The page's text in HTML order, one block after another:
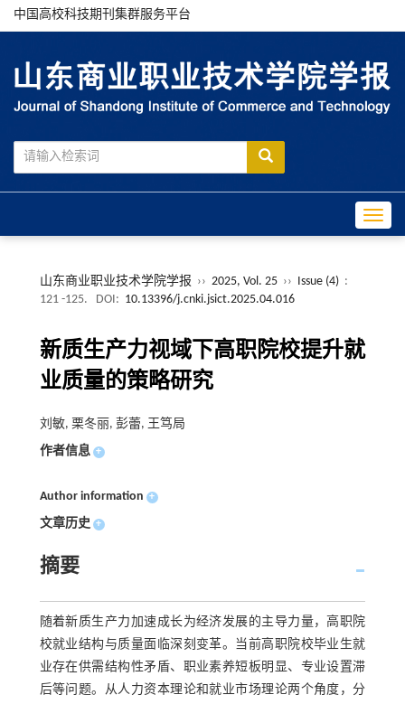
中国高校科技期刊集群服务平台
山东商业职业技术学院学报 ›› 2025, Vol. 25 ›› Issue (4) :
121 -125.
DOI: 10.13396/j.cnki.jsict.2025.04.016
新质生产力视域下高职院校提升就
业质量的策略研究
刘敏, 栗冬丽, 彭蕾, 王笃局
作者信息 +
Author information +
文章历史 +
摘要
随着新质生产力加速成长为经济发展的主导力量，高职院
校就业结构与质量面临深刻变革。当前高职院校毕业生就
业存在供需结构性矛盾、职业素养短板明显、专业设置滞
后等问题。从人力资本理论和就业市场理论两个角度，分